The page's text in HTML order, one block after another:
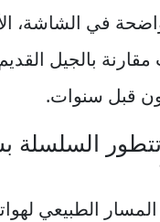
في الشاشة،
مقارنة بالجيل
قبل سنوات.
السلسلة
الطبيعي